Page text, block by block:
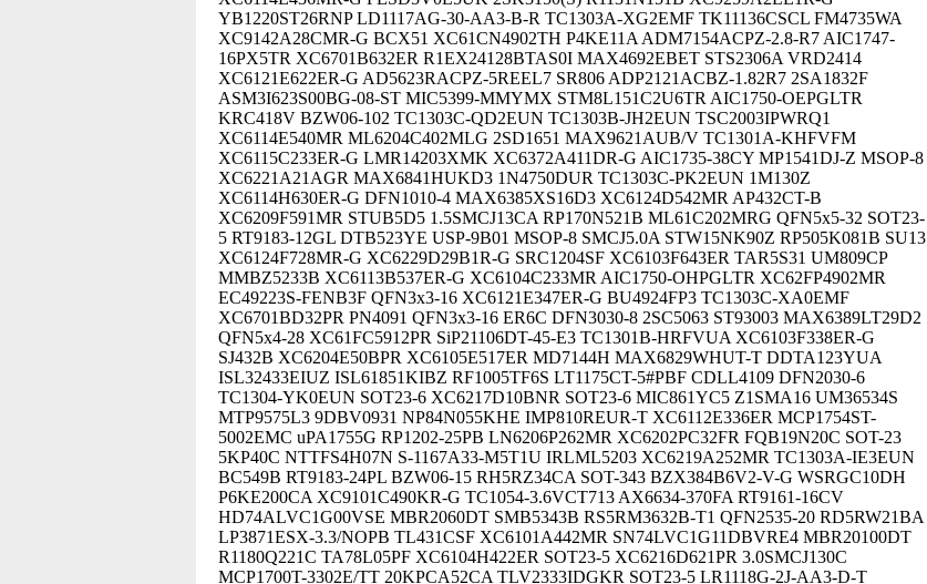
YB1220ST26RNP LD1117AG-30-AA3-B-R TC1303A-XG2EMF TK11136CSCL FM4735WA
XC9142A28CMR-G BCX51 XC61CN4902TH P4KE11A ADM7154ACPZ-2.8-R7 AIC1747-
16PX5TR XC6701B632ER R1EX24128BTAS0I MAX4692EBET STS2306A VRD2414
XC6121E622ER-G AD5623RACPZ-5REEL7 SR806 ADP2121ACBZ-1.82R7 2SA1832F
ASM3I623S00BG-08-ST MIC5399-MMYMX STM8L151C2U6TR AIC1750-OEPGLTR
KRC418V BZW06-102 TC1303C-QD2EUN TC1303B-JH2EUN TSC2003IPWRQ1
XC6114E540MR ML6204C402MLG 2SD1651 MAX9621AUB/V TC1301A-KHFVFM
XC6115C233ER-G LMR14203XMK XC6372A411DR-G AIC1735-38CY MP1541DJ-Z MSOP-8
XC6221A21AGR MAX6841HUKD3 1N4750DUR TC1303C-PK2EUN 1M130Z
XC6114H630ER-G DFN1010-4 MAX6385XS16D3 XC6124D542MR AP432CT-B
XC6209F591MR STUB5D5 1.5SMCJ13CA RP170N521B ML61C202MRG QFN5x5-32 SOT23-
5 RT9183-12GL DTB523YE USP-9B01 MSOP-8 SMCJ5.0A STW15NK90Z RP505K081B SU13
XC6124F728MR-G XC6229D29B1R-G SRC1204SF XC6103F643ER TAR5S31 UM809CP
MMBZ5233B XC6113B537ER-G XC6104C233MR AIC1750-OHPGLTR XC62FP4902MR
EC49223S-FENB3F QFN3x3-16 XC6121E347ER-G BU4924FP3 TC1303C-XA0EMF
XC6701BD32PR PN4091 QFN3x3-16 ER6C DFN3030-8 2SC5063 ST93003 MAX6389LT29D2
QFN5x4-28 XC61FC5912PR SiP21106DT-45-E3 TC1301B-HRFVUA XC6103F338ER-G
SJ432B XC6204E50BPR XC6105E517ER MD7144H MAX6829WHUT-T DDTA123YUA
ISL32433EIUZ ISL61851KIBZ RF1005TF6S LT1175CT-5#PBF CDLL4109 DFN2030-6
TC1304-YK0EUN SOT23-6 XC6217D10BNR SOT23-6 MIC861YC5 Z1SMA16 UM36534S
MTP9575L3 9DBV0931 NP84N055KHE IMP810REUR-T XC6112E336ER MCP1754ST-
5002EMC uPA1755G RP1202-25PB LN6206P262MR XC6202PC32FR FQB19N20C SOT-23
5KP40C NTTFS4H07N S-1167A33-M5T1U IRLML5203 XC6219A252MR TC1303A-IE3EUN
BC549B RT9183-24PL BZW06-15 RH5RZ34CA SOT-343 BZX384B6V2-V-G WSRGC10DH
P6KE200CA XC9101C490KR-G TC1054-3.6VCT713 AX6634-370FA RT9161-16CV
HD74ALVC1G00VSE MBR2060DT SMB5343B RS5RM3632B-T1 QFN2535-20 RD5RW21BA
LP3871ESX-3.3/NOPB TL431CSF XC6101A442MR SN74LVC1G11DBVRE4 MBR20100DT
R1180Q221C TA78L05PF XC6104H422ER SOT23-5 XC6216D621PR 3.0SMCJ130C
MCP1700T-3302E/TT 20KPCA52CA TLV2333IDGKR SOT23-5 LR1118G-2J-AA3-D-T